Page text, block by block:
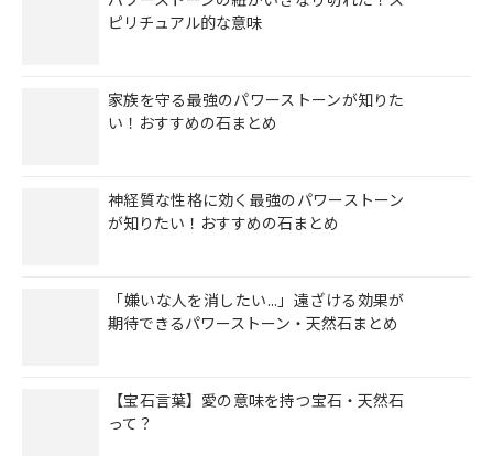
ピリチュアル的な意味
家族を守る最強のパワーストーンが知りた
い！おすすめの石まとめ
神経質な性格に効く最強のパワーストーン
が知りたい！おすすめの石まとめ
「嫌いな人を消したい...」遠ざける効果が
期待できるパワーストーン・天然石まとめ
【宝石言葉】愛の意味を持つ宝石・天然石
って？